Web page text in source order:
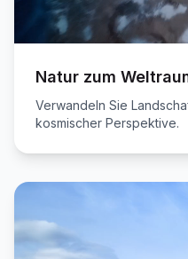
Natur zum
Verwandeln Sie
kosmischer Perspektive.